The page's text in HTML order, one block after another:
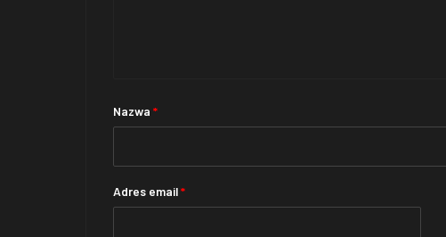
Nazwa *
Adres email*